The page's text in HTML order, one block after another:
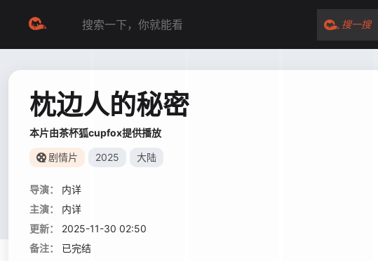
搜一搜
枕边人的秘密
本片由茶杯狐cupfox提供播放
剧情片 2025 大陆
导演：
内详
主演：
内详
更新：
2025-11-30 02:50
备注：
已完结